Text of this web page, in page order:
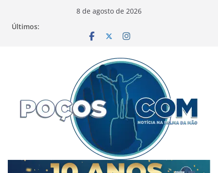
8 de agosto de 2026
Últimos: